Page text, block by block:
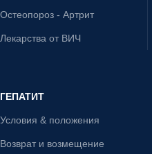
Остеопороз - Артрит
Лекарства от ВИЧ
ГЕПАТИТ
Условия & положения
Возврат и возмещение